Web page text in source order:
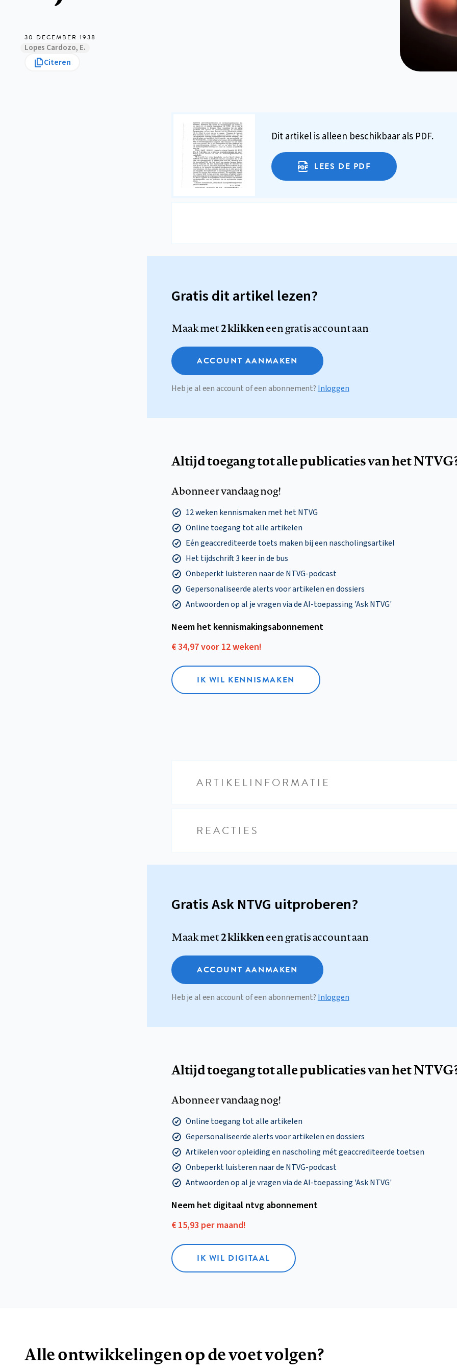
30 DECEMBER 1938
Lopes Cardozo, E.
Citeren
Dit artikel is alleen beschikbaar als PDF.
LEES DE PDF
Gratis dit artikel lezen?
Maak met2 klikkeneen gratis account aan
ACCOUNT AANMAKEN
Heb je al een account of een abonnement? Inloggen
Altijd toegang tot alle publicaties van het
Abonneer vandaag nog!
12 weken kennismaken met het NTVG
Online toegang tot alle artikelen
Eén geaccrediteerde toets maken bij een nascholingsartikel
Het tijdschrift 3 keer in de bus
Onbeperkt luisteren naar de NTVG-podcast
Gepersonaliseerde alerts voor artikelen en dossiers
Antwoorden op al je vragen via de AI-toepassing 'Ask NTVG'
Neem het kennismakings­abonnement
€ 34,97 voor 12 weken!
IK WIL KENNISMAKEN
ARTIKELINFORMATIE
REACTIES
Gratis Ask NTVG uitproberen?
Maak met2 klikkeneen gratis account aan
ACCOUNT AANMAKEN
Heb je al een account of een abonnement? Inloggen
Altijd toegang tot alle publicaties van het
Abonneer vandaag nog!
Online toegang tot alle artikelen
Gepersonaliseerde alerts voor artikelen en dossiers
Artikelen voor opleiding en nascholing mét geaccrediteerde toetsen
Onbeperkt luisteren naar de NTVG-podcast
Antwoorden op al je vragen via de AI-toepassing 'Ask NTVG'
Neem het digitaal ntvg abonnement
€ 15,93 per maand!
IK WIL DIGITAAL
Alle ontwikkelingen op de voet volgen?